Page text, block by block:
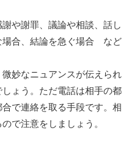
や謝罪、議論や相談、話し
場合、結論を急ぐ場合 など
妙なニュアンスが伝えられ
ょう。ただ電話は相手の都
で連絡を取る手段です。相
で注意をしましょう。